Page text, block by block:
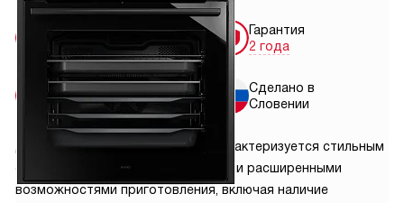
Бесплатная
доставка
Бесплатная
установка
Гарантия
2 года
Сделано в
Словении
Духовой шкаф Asko OCS8687B характеризуется стильным
оформлением в черной расцветке и расширенными
возможностями приготовления, включая наличие